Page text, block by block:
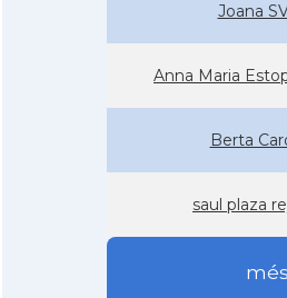
Joana
Anna Maria
Berta
saul plaza